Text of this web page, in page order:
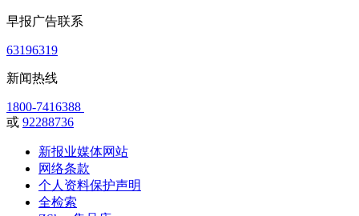
早报广告联系
63196319
新闻热线
1800-7416388
或 92288736
新报业媒体网站
网络条款
个人资料保护声明
全检索